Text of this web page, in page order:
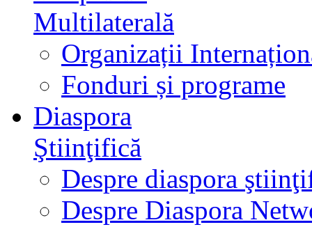
Multilaterală
Organizații
Fonduri și programe
Diaspora
Ştiinţifică
Despre diaspora
Despre Diaspora